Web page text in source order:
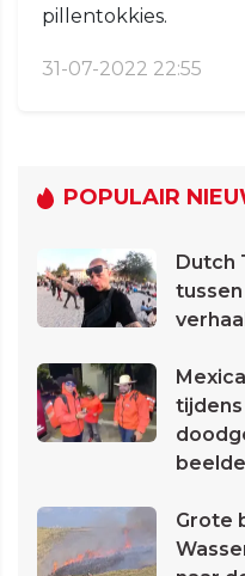
pillentokkies.
31-07-2022 22:55
POPULAIR
Dutch
Grote